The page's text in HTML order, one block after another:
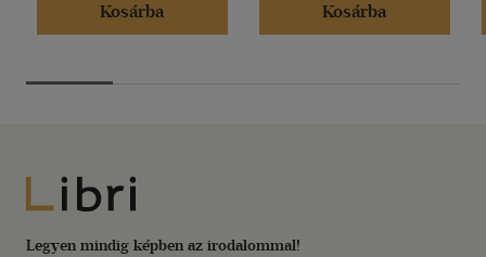
Kosárba
Kosárba
Libri
Legyen mindig képben az irodalommal!